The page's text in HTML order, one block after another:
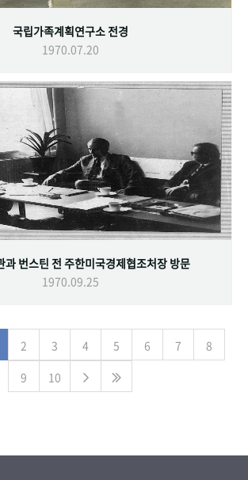
국립가족계획연구소 전경
1970.07.20
과 번스틴 전 주한미국경제협조처장 방문
1970.09.25
2 3 4 5 6 7
8
9
10